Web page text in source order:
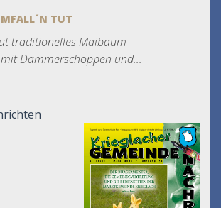
TUT
traditionelles Maibaum
Dämmerschoppen und...